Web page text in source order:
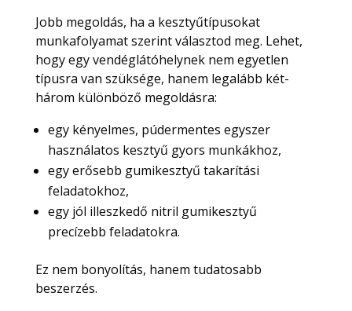
Jobb megoldás, ha a kesztyűtípusokat
munkafolyamat szerint választod meg. Lehet,
hogy egy vendéglátóhelynek nem egyetlen
típusra van szüksége, hanem legalább két-
három különböző megoldásra:
egy kényelmes, púdermentes egyszer
használatos kesztyű gyors munkákhoz,
egy erősebb gumikesztyű takarítási
feladatokhoz,
egy jól illeszkedő nitril gumikesztyű
precízebb feladatokra.
Ez nem bonyolítás, hanem tudatosabb
beszerzés.